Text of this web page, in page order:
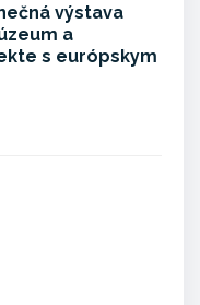
výstava
a
s európskym